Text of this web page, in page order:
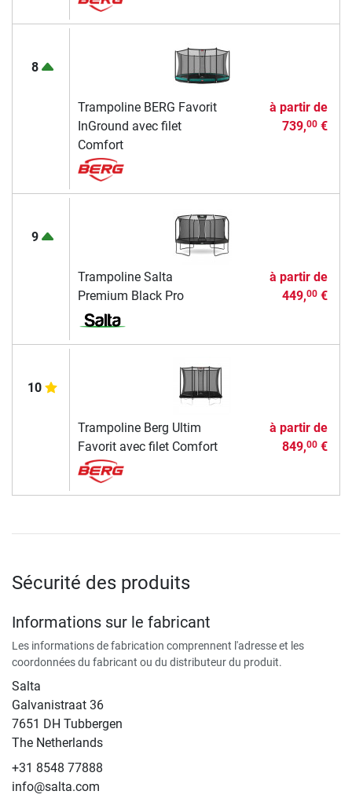
8
Trampoline BERG Favorit
InGround avec filet
Comfort
à partir de
739,00€
9
Trampoline Salta
Premium Black Pro
à partir de
449,00€
10
Trampoline Berg Ultim
Favorit avec filet Comfort
à partir de
849,00€
Sécurité des produits
Informations sur le fabricant
Les informations de fabrication comprennent l'adresse et les
coordonnées du fabricant ou du distributeur du produit.
Salta
Galvanistraat 36
7651 DH Tubbergen
The Netherlands
+31 8548 77888
info@salta.com